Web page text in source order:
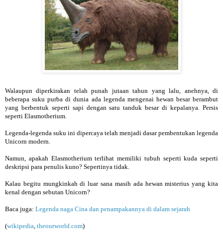
Walaupun diperkirakan telah punah jutaan tahun yang lalu, anehnya, di
beberapa suku purba di dunia ada legenda mengenai hewan besar berambut
yang berbentuk seperti sapi dengan satu tanduk besar di kepalanya. Persis
seperti Elasmotherium.
Legenda-legenda suku ini dipercaya telah menjadi dasar pembentukan legenda
Unicorn modern.
Namun, apakah Elasmotherium terlihat memiliki tubuh seperti kuda seperti
deskripsi para penulis kuno? Sepertinya tidak.
Kalau begitu mungkinkah di luar sana masih ada hewan misterius yang kita
kenal dengan sebutan Unicorn?
Baca juga: Legenda naga Cina dan penampakannya di dalam sejarah
(wikipedia, theourworld.com)